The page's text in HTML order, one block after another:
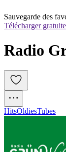
Sauvegarde des
Télécharger
Radio
HitsOldiesTubes